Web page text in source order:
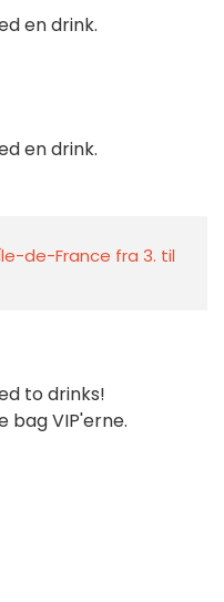
en drink.
en drink.
de-France fra 3. til
to drinks!
bag VIP'erne.